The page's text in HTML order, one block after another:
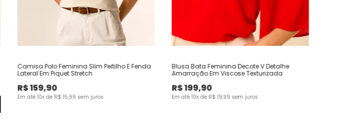
Camisa Polo Feminina Slim Peitilho E Fenda
Lateral Em Piquet Stretch
R$159,90
Em até10x de R$ 15,99 sem juros
Blusa Bata Feminina Decote V Detalhe
Amarração Em Viscose Texturizada
R$199,90
Em até10x de R$ 19,99 sem juros